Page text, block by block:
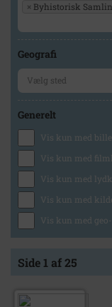
× Byhistorisk
Geografi
Generelt
Vis kun med
Vis kun med
Vis kun med
Vis kun med
Vis kun med
Side 1 af 25